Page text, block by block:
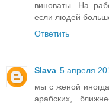
виноваты. На
если людей
Ответить
Slava 5 апреля
мы с женой
арабских,